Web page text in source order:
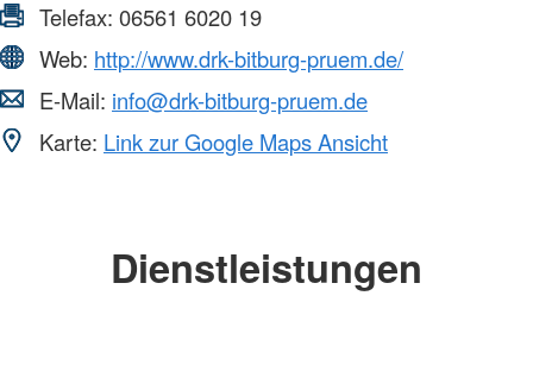
Telefax: 06561 6020 19
Web: http://www.drk-bitburg-pruem.de/
E-Mail: info@drk-bitburg-pruem.de
Karte: Link zur Google Maps Ansicht
Dienstleistungen